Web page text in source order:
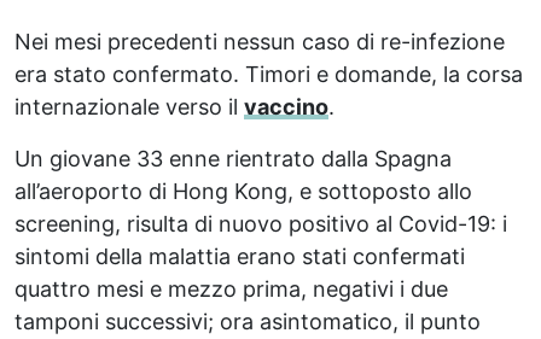
Nei mesi precedenti nessun caso di re-infezione
era stato confermato. Timori e domande, la corsa
internazionale verso il vaccino.
Un giovane 33 enne rientrato dalla Spagna
all’aeroporto di Hong Kong, e sottoposto allo
screening, risulta di nuovo positivo al Covid-19: i
sintomi della malattia erano stati confermati
quattro mesi e mezzo prima, negativi i due
tamponi successivi; ora asintomatico, il punto